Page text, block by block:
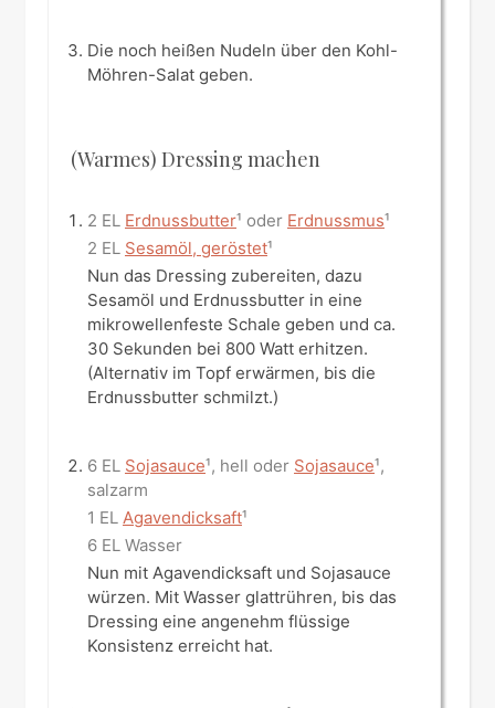
Die noch heißen Nudeln über den Kohl-
Möhren-Salat geben.
(Warmes) Dressing machen
2 EL Erdnussbutter¹ oder Erdnussmus¹
2 EL Sesamöl, geröstet¹
Nun das Dressing zubereiten, dazu
Sesamöl und Erdnussbutter in eine
mikrowellenfeste Schale geben und ca.
30 Sekunden bei 800 Watt erhitzen.
(Alternativ im Topf erwärmen, bis die
Erdnussbutter schmilzt.)
6 EL Sojasauce¹, hell oder Sojasauce¹,
salzarm
1 EL Agavendicksaft¹
6 EL Wasser
Nun mit Agavendicksaft und Sojasauce
würzen. Mit Wasser glattrühren, bis das
Dressing eine angenehm flüssige
Konsistenz erreicht hat.